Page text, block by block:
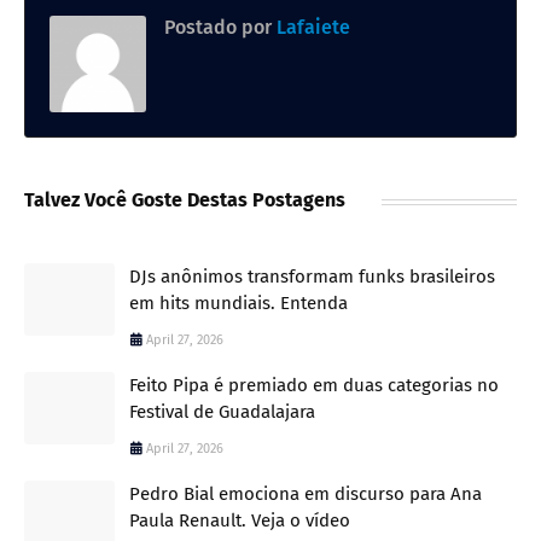
Postado por Lafaiete
Talvez Você Goste Destas Postagens
DJs anônimos transformam funks brasileiros
em hits mundiais. Entenda
April 27, 2026
Feito Pipa é premiado em duas categorias no
Festival de Guadalajara
April 27, 2026
Pedro Bial emociona em discurso para Ana
Paula Renault. Veja o vídeo